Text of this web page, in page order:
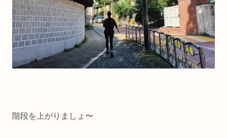
階段を上がりましょ〜